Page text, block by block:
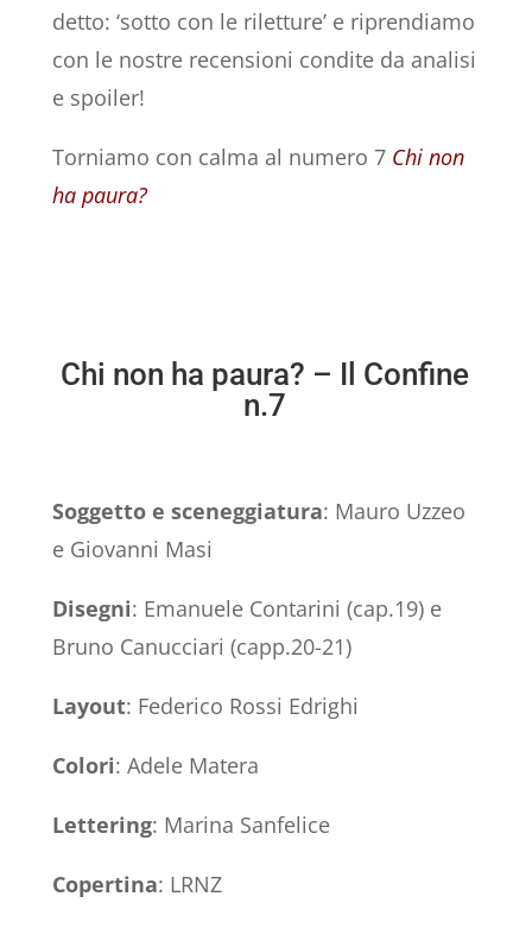
detto: ‘sotto con le riletture’ e riprendiamo
con le nostre recensioni condite da analisi
e spoiler!
Torniamo con calma al numero 7 Chi non
ha paura?
Chi non ha paura? – Il Confine
n.7
Soggetto e sceneggiatura: Mauro Uzzeo
e Giovanni Masi
Disegni: Emanuele Contarini (cap.19) e
Bruno Canucciari (capp.20-21)
Layout: Federico Rossi Edrighi
Colori: Adele Matera
Lettering: Marina Sanfelice
Copertina: LRNZ